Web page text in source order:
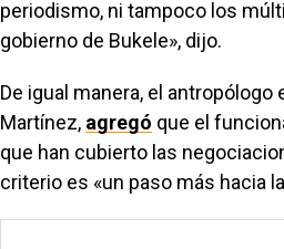
periodismo, ni tampoco los
gobierno de Bukele», dijo.
De igual manera, el
Martínez, agregó que el
que han cubierto las
criterio es «un paso más hacia